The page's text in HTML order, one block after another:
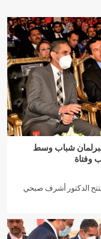
لبرلمان شباب وسط
الدكتور أشرف صبحي